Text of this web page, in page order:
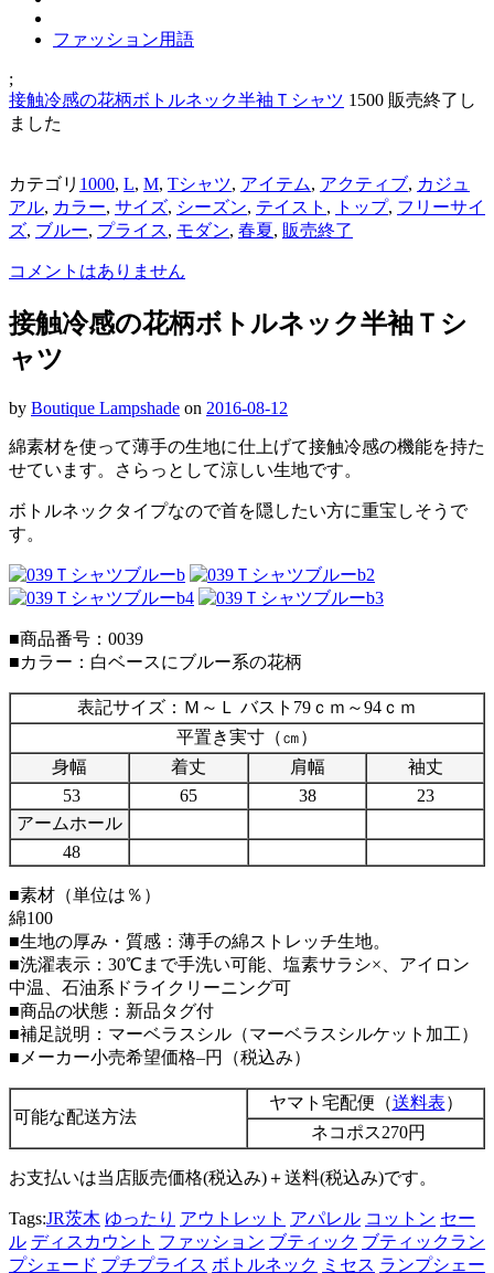
ファッション用語
;
接触冷感の花柄ボトルネック半袖Ｔシャツ 1500 販売終了し
ました
カテゴリ 1000, L, M, Tシャツ, アイテム, アクティブ, カジュ
アル, カラー, サイズ, シーズン, テイスト , トップ, フリーサイ
ズ, ブルー, プライス, モダン, 春夏, 販売終了
コメントはありません
接触冷感の花柄ボトルネック半袖Ｔシ
ャツ
by Boutique Lampshade on 2016-08-12
綿素材を使って薄手の生地に仕上げて接触冷感の機能を持た
せています。さらっとして涼しい生地です。
ボトルネックタイプなので首を隠したい方に重宝しそうで
す。
■商品番号：0039
■カラー：白ベースにブルー系の花柄
表記サイズ：Ｍ～Ｌ バスト79ｃｍ～94ｃｍ
平置き実寸（㎝）
身幅
着丈 肩幅
袖丈
53
65 38
23
アームホール
48
■素材（単位は％）
綿100
■生地の厚み・質感：薄手の綿ストレッチ生地。
■洗濯表示：30℃まで手洗い可能、塩素サラシ×、アイロン
中温、石油系ドライクリーニング可
■商品の状態：新品タグ付
■補足説明：マーベラスシル（マーベラスシルケット加工）
■メーカー小売希望価格–円（税込み）
可能な配送方法
ヤマト宅配便（送料表）
ネコポス270円
お支払いは当店販売価格(税込み)＋送料(税込み)です。
Tags:JR茨木 ゆったり アウトレット アパレル コットン セー
ル ディスカウント ファッション ブティック ブティックラン
プシェード プチプライス ボトルネック ミセス ランプシェー